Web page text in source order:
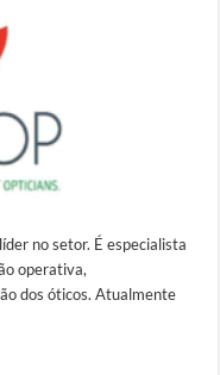
no setor. É especialista
operativa,
dos óticos. Atualmente